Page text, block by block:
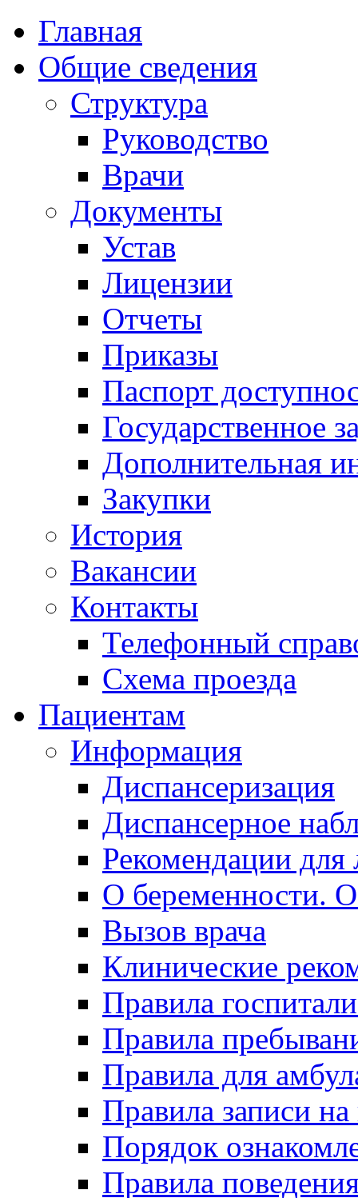
Главная
Общие сведения
Структура
Руководство
Врачи
Документы
Устав
Лицензии
Отчеты
Приказы
Паспорт
Государственное
Дополнительная
Закупки
История
Вакансии
Контакты
Телефонный
Схема проезда
Пациентам
Информация
Диспансеризация
Диспансерное
Рекомендации для
О беременности.
Вызов врача
Клинические
Правила
Правила
Правила для
Правила записи
Порядок
Правила